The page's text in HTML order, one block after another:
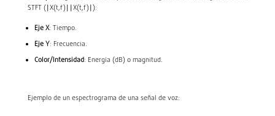
STFT (∣X(t,f)∣ ∣X(t,f)∣):
Eje X: Tiempo.
Eje Y: Frecuencia.
Color/Intensidad: Energía (dB) o magnitud.
Ejemplo de un espectrograma de una señal de voz: